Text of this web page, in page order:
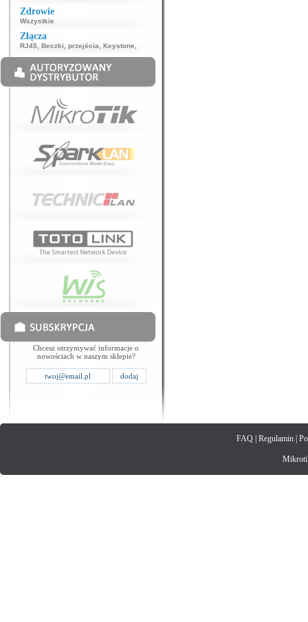
Zdrowie
Wszystkie
Złącza
RJ45 Beczki, przejścia Keystone
Chcesz otrzymywać informacje o
nowościach w naszym sklepie?
FAQ| Regulamin|